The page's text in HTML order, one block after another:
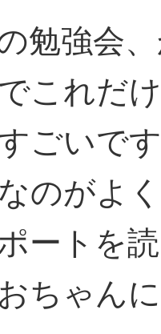
勉強会
これだ
ごいで
のがよ
ポートを
ちゃん